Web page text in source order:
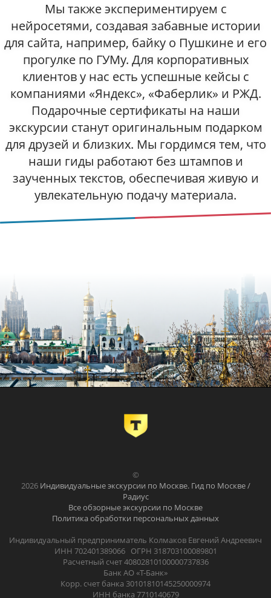
Мы также экспериментируем с
нейросетями, создавая забавные истории
для сайта, например, байку о Пушкине и его
прогулке по ГУМу. Для корпоративных
клиентов у нас есть успешные кейсы с
компаниями «Яндекс», «Фаберлик» и РЖД.
Подарочные сертификаты на наши
экскурсии станут оригинальным подарком
для друзей и близких. Мы гордимся тем, что
наши гиды работают без штампов и
заученных текстов, обеспечивая живую и
увлекательную подачу материала.
©
2026 Индивидуальные экскурсии по Москве. Гид по Москве /
Радиус
Все обзорные экскурсии по Москве
Политика обработки персональных данных
Индивидуальный предприниматель Колмаков Евгений Андреевич
ИНН 702401389066 ОГРН 318703100089801
Расчетный счет 40802810100000737836
Банк АО «Т-Банк»
Корр. счет банка 30101810145250000974
ИНН банка 7710140679